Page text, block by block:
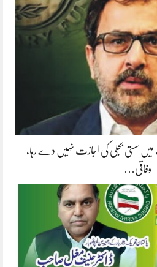
سستی بجلی کی اجازت نہیں دے رہا،
وفاقی…